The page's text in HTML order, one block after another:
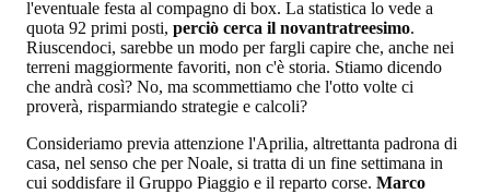
l'eventuale festa al compagno di box. La statistica lo vede a
quota 92 primi posti, perciò cerca il novantratreesimo.
Riuscendoci, sarebbe un modo per fargli capire che, anche nei
terreni maggiormente favoriti, non c'è storia. Stiamo dicendo
che andrà così? No, ma scommettiamo che l'otto volte ci
proverà, risparmiando strategie e calcoli?
Consideriamo previa attenzione l'Aprilia, altrettanta padrona di
casa, nel senso che per Noale, si tratta di un fine settimana in
cui soddisfare il Gruppo Piaggio e il reparto corse. Marco